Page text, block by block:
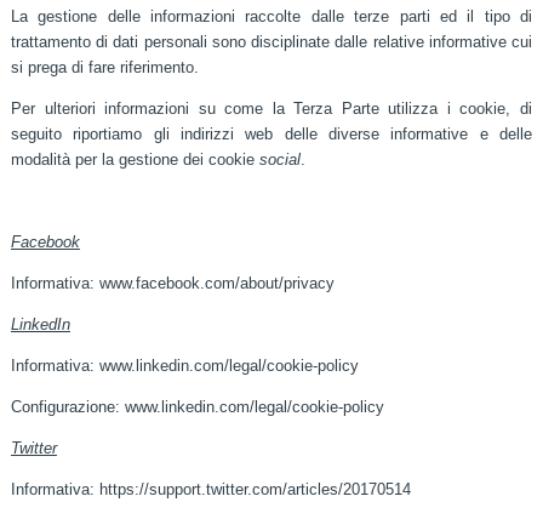
La gestione delle informazioni raccolte dalle terze parti ed il tipo di
trattamento di dati personali sono disciplinate dalle relative informative cui
si prega di fare riferimento.
Per ulteriori informazioni su come la Terza Parte utilizza i cookie, di
seguito riportiamo gli indirizzi web delle diverse informative e delle
modalità per la gestione dei cookie social.
Facebook
Informativa: www.facebook.com/about/privacy
LinkedIn
Informativa: www.linkedin.com/legal/cookie-policy
Configurazione: www.linkedin.com/legal/cookie-policy
Twitter
Informativa: https://support.twitter.com/articles/20170514